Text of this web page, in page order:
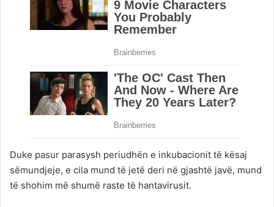
Duke pasur parasysh periudhën e inkubacionit të kësaj
sëmundjeje, e cila mund të jetë deri në gjashtë javë, mund
të shohim më shumë raste të hantavirusit.